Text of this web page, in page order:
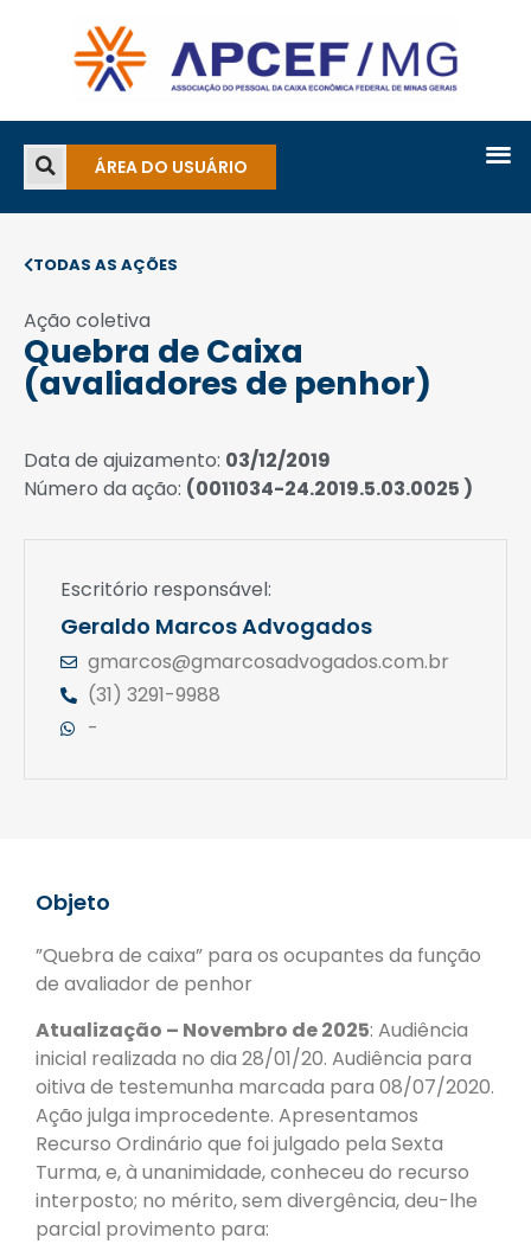
ÁREA DO USUÁRIO
TODAS AS AÇÕES
Ação coletiva
Quebra de Caixa
(avaliadores de penhor)
Data de ajuizamento: 03/12/2019
Número da ação: (0011034-24.2019.5.03.0025 )
Escritório responsável:
Geraldo Marcos Advogados
gmarcos@gmarcosadvogados.com.br
(31) 3291-9988
-
Objeto
”Quebra de caixa” para os ocupantes da função
de avaliador de penhor
Atualização – Novembro de 2025: Audiência
inicial realizada no dia 28/01/20. Audiência para
oitiva de testemunha marcada para 08/07/2020.
Ação julga improcedente. Apresentamos
Recurso Ordinário que foi julgado pela Sexta
Turma, e, à unanimidade, conheceu do recurso
interposto; no mérito, sem divergência, deu-lhe
parcial provimento para: